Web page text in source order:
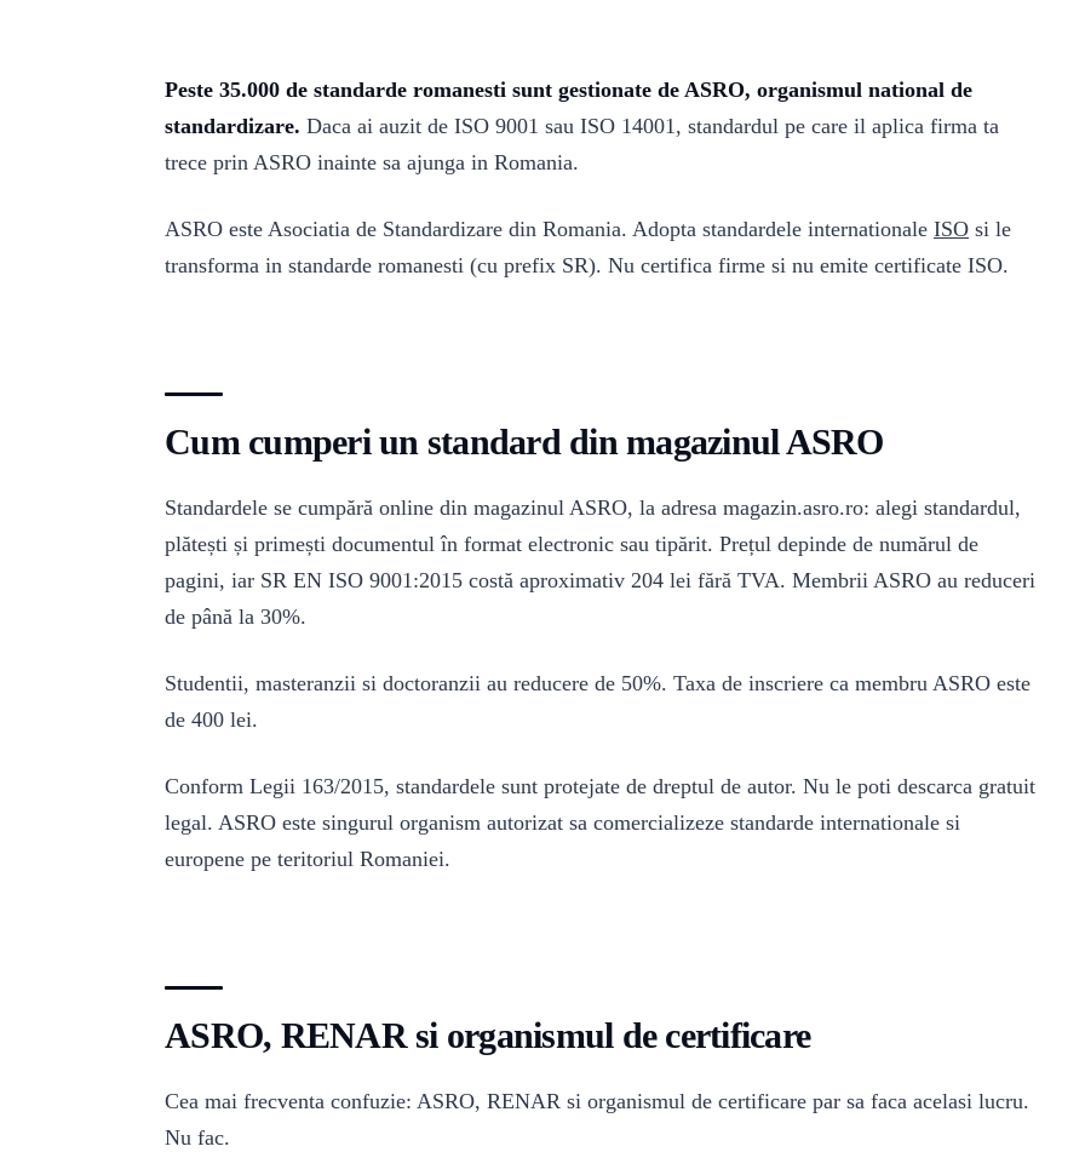
Peste 35.000 de standarde romanesti sunt gestionate de ASRO, organismul national de
standardizare. Daca ai auzit de ISO 9001 sau ISO 14001, standardul pe care il aplica firma ta
trece prin ASRO inainte sa ajunga in Romania.
ASRO este Asociatia de Standardizare din Romania. Adopta standardele internationale ISO si le
transforma in standarde romanesti (cu prefix SR). Nu certifica firme si nu emite certificate ISO.
Cum cumperi un standard din magazinul ASRO
Standardele se cumpără online din magazinul ASRO, la adresa magazin.asro.ro: alegi standardul,
plătești și primești documentul în format electronic sau tipărit. Prețul depinde de numărul de
pagini, iar SR EN ISO 9001:2015 costă aproximativ 204 lei fără TVA. Membrii ASRO au reduceri
de până la 30%.
Studentii, masteranzii si doctoranzii au reducere de 50%. Taxa de inscriere ca membru ASRO este
de 400 lei.
Conform Legii 163/2015, standardele sunt protejate de dreptul de autor. Nu le poti descarca gratuit
legal. ASRO este singurul organism autorizat sa comercializeze standarde internationale si
europene pe teritoriul Romaniei.
ASRO, RENAR si organismul de certificare
Cea mai frecventa confuzie: ASRO, RENAR si organismul de certificare par sa faca acelasi lucru.
Nu fac.